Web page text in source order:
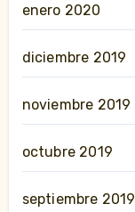
enero 2020
diciembre 2019
noviembre 2019
octubre 2019
septiembre 2019